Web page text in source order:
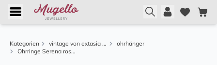
Kategorien vintage von extasia und alcozer
ohrhänger
Ohrringe Serena rosé (Bronze)